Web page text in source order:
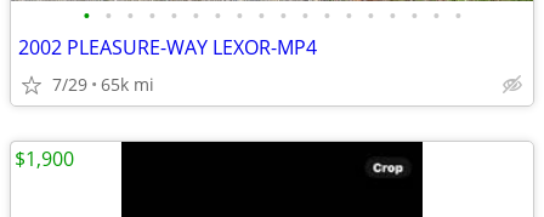
• • • • • • • • • • • • • • • • • •
2002 PLEASURE-WAY LEXOR-MP4
7/29 65k mi
$1,900